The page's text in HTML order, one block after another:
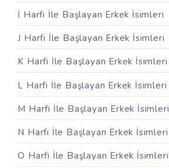
İ Harfi İle Başlayan Erkek İsimleri
J Harfi İle Başlayan Erkek İsimleri
K Harfi İle Başlayan Erkek İsimleri
L Harfi İle Başlayan Erkek İsimleri
M Harfi İle Başlayan Erkek İsimleri
N Harfi İle Başlayan Erkek İsimleri
O Harfi İle Başlayan Erkek İsimleri